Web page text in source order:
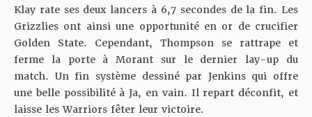
Klay rate ses deux lancers à 6,7 secondes de la fin. Les
Grizzlies ont ainsi une opportunité en or de crucifier
Golden State. Cependant, Thompson se rattrape et
ferme la porte à Morant sur le dernier lay-up du
match. Un fin système dessiné par Jenkins qui offre
une belle possibilité à Ja, en vain. Il repart déconfit, et
laisse les Warriors fêter leur victoire.